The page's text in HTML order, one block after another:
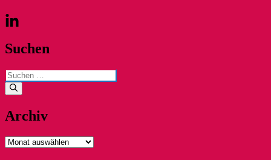
Suchen
Suchen
nach:
Archiv
Archiv